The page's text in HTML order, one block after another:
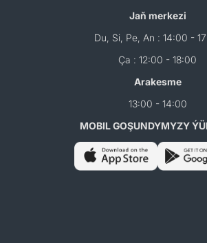
Jaň merkezi
Du, Si, Pe, An : 14:00 -
Ça : 12:00 - 18:00
Arakesme
13:00 - 14:00
MOBIL GOŞUNDYMYZY